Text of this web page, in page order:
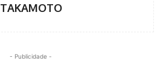
TAKAMOTO
- Publicidade -